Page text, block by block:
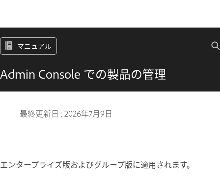
マニュアル
Admin Console での製品の管理
最終更新日 :2026年7月9日
エンタープライズ版およびグループ版に適用されます。